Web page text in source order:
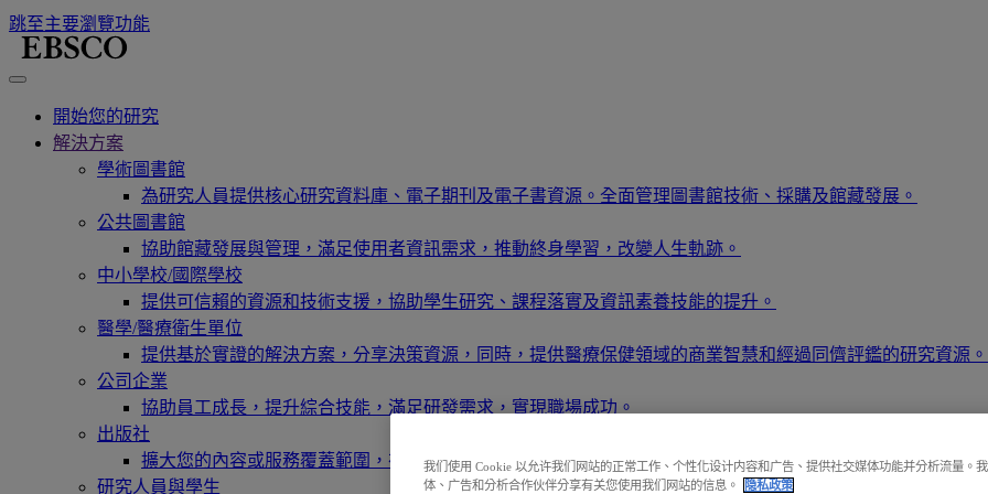
跳至主要瀏覽功能
開始您的研究
解決方案
學術圖書館
為研究人員提供核心研究資料庫、電子期刊及電子書資源。全面管理圖書館技術、採購及館藏發展。
公共圖書館
協助館藏發展與管理，滿足使用者資訊需求，推動終身學習，改變人生軌跡。
中小學校/國際學校
提供可信賴的資源和技術支援，協助學生研究、課程落實及資訊素養技能的提升。
醫學/醫療衛生單位
提供基於實證的解決方案，分享決策資源，同時，提供醫療保健領域的商業智慧和經過同儕評鑑的研究資源。
公司企業
協助員工成長，提升綜合技能，滿足研發需求，實現職場成功。
出版社
擴大您的內容或服務覆蓋範圍，在現有新市場提升佔有率。
研究人員與學生
我们使用 Cookie 以允许我们网站的正常工作、个性化设计内容和广告、提供社交媒体功能并分析流量。
体、广告和分析合作伙伴分享有关您使用我们网站的信息。
隐私政策